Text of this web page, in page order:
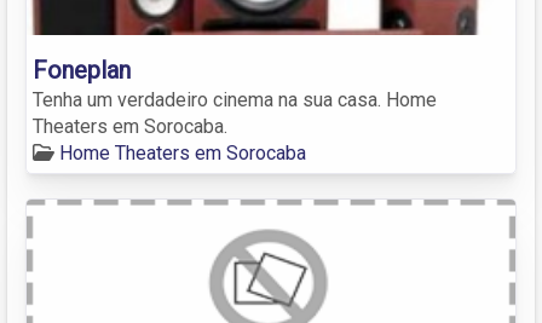
Foneplan
Tenha um verdadeiro cinema na sua casa. Home
Theaters em Sorocaba.
Home Theaters em Sorocaba